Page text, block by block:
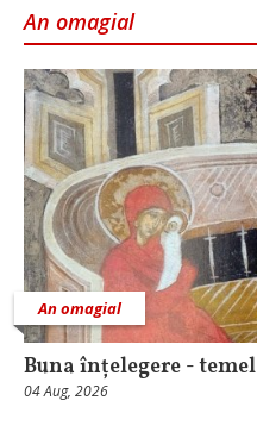
An omagial
An omagial
Buna înțelegere -
04 Aug, 2026